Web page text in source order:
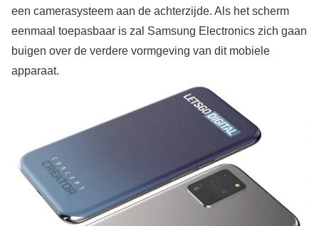
een camerasysteem aan de achterzijde. Als het scherm
eenmaal toepasbaar is zal Samsung Electronics zich gaan
buigen over de verdere vormgeving van dit mobiele
apparaat.